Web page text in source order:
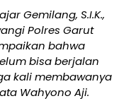
Gemilang, S.I.K.,
Polres Garut
bahwa
bisa berjalan
kali membawanya
Wahyono Aji.